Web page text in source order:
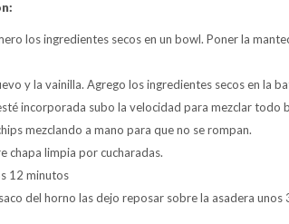
los ingredientes secos en un bowl. Poner la
y la vainilla. Agrego los ingredientes secos en la
incorporada subo la velocidad para mezclar todo
mezclando a mano para que no se rompan.
chapa limpia por cucharadas.
12 minutos
del horno las dejo reposar sobre la asadera unos